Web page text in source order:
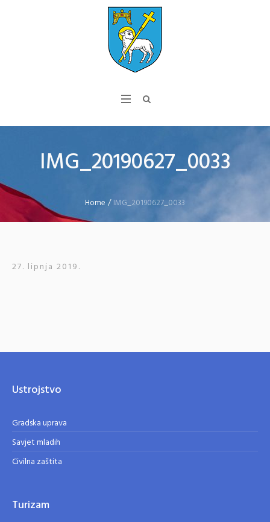
IMG_20190627_0033
Home /IMG_20190627_0033
27. lipnja 2019.
Ustrojstvo
Gradska uprava
Savjet mladih
Civilna zaštita
Turizam